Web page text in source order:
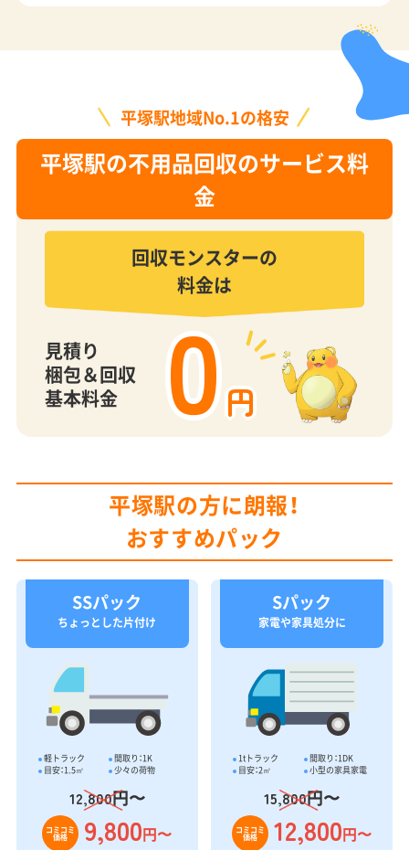
平塚駅地域No.1の格安
平塚駅の不用品回収のサービス料
金
回収モンスターの
料金は
見積り
梱包＆回収
基本料金
0円
平塚駅の方に朗報！
おすすめパック
SSパック
ちょっとした片付け
軽トラック
間取り：1K
目安：1.5㎥
少々の荷物
12,800円〜
コミコミ
価格 9,800円〜
Sパック
家電や家具処分に
1tトラック
間取り：1DK
目安：2㎥
小型の家具家電
15,800円〜
コミコミ
価格 12,800円〜